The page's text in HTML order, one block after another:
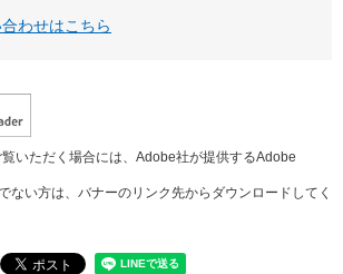
わせはこちら
いただく場合には、Adobe社が提供するAdobe
ない方は、バナーのリンク先からダウンロードしてく